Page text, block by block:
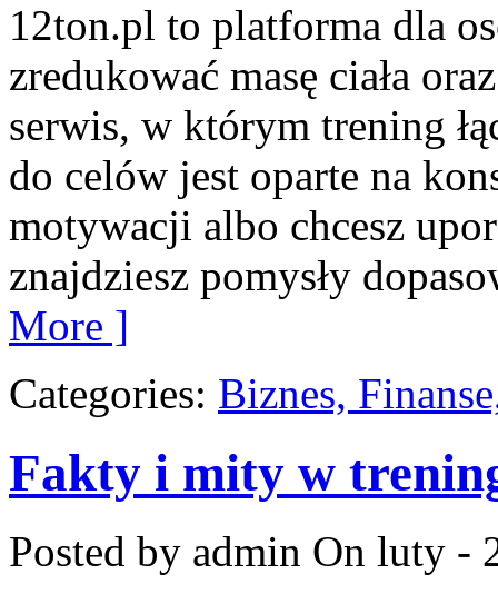
12ton.pl to platforma dla
zredukować masę ciała
serwis, w którym trening
do celów jest oparte na
motywacji albo chcesz
znajdziesz pomysły
More ]
Categories: Biznes,
Fakty i mity w
Posted by admin On luty -